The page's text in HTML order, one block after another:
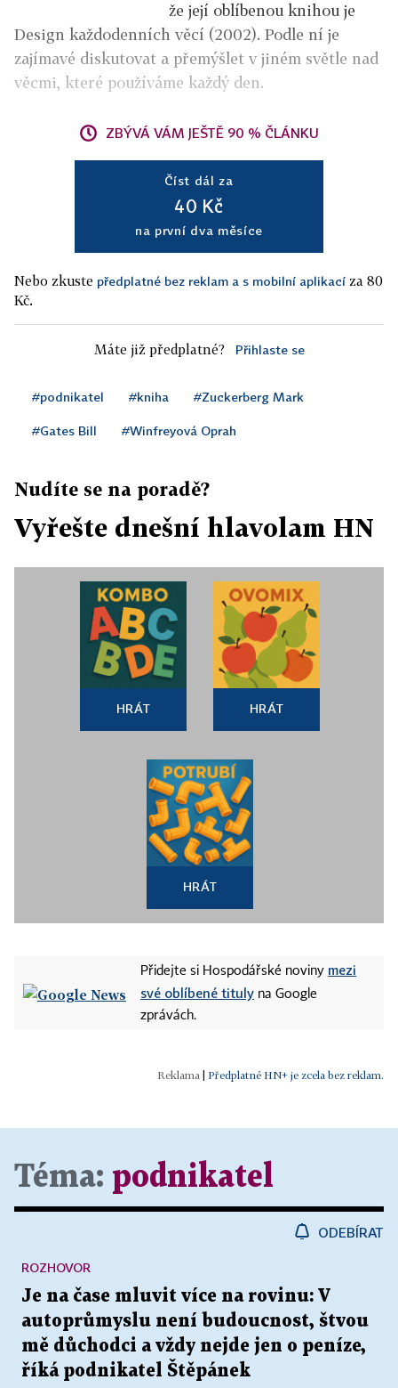
že její oblíbenou knihou je
Design každodenních věcí (2002). Podle ní je
zajímavé diskutovat a přemýšlet v jiném světle nad
věcmi, které používáme každý den.
ZBÝVÁ VÁM JEŠTĚ 90 % ČLÁNKU
Číst dál za
40 Kč
na první dva měsíce
Nebo zkuste předplatné bez reklam a s mobilní aplikací za 80
Kč.
Máte již předplatné? Přihlaste se
#podnikatel #kniha #Zuckerberg Mark
#Gates Bill #Winfreyová Oprah
Nudíte se na poradě?
Vyřešte dnešní hlavolam HN
HRÁT HRÁT
HRÁT
Přidejte si Hospodářské noviny mezi
své oblíbené tituly na Google
zprávách.
Předplatné HN+ je zcela bez reklam.
Téma: podnikatel
ODEBÍRAT
Je na čase mluvit více na rovinu: V
autoprůmyslu není budoucnost, štvou
mě důchodci a vždy nejde jen o peníze,
říká podnikatel Štěpánek
ROZHOVOR